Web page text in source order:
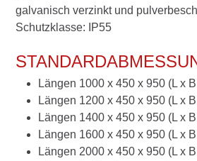
galvanisch verzinkt und
Schutzklasse: IP55
Längen 1000 x 450 x 950 (L x
Längen 1200 x 450 x 950 (L x
Längen 1400 x 450 x 950 (L x
Längen 1600 x 450 x 950 (L x
Längen 2000 x 450 x 950 (L x